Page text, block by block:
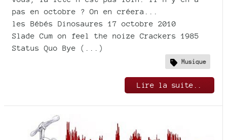
pas en octobre ? On en créera...
les Bébés Dinosaures 17 octobre 2010
Slade Cum on feel the noize Crackers 1985
Status Quo Bye (...)
Musique
Lire la suite..